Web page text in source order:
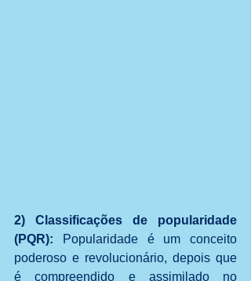
2) Classificações de popularidade
(PQR):
Popularidade é um conceito
poderoso e revolucionário, depois que
é compreendido e assimilado no